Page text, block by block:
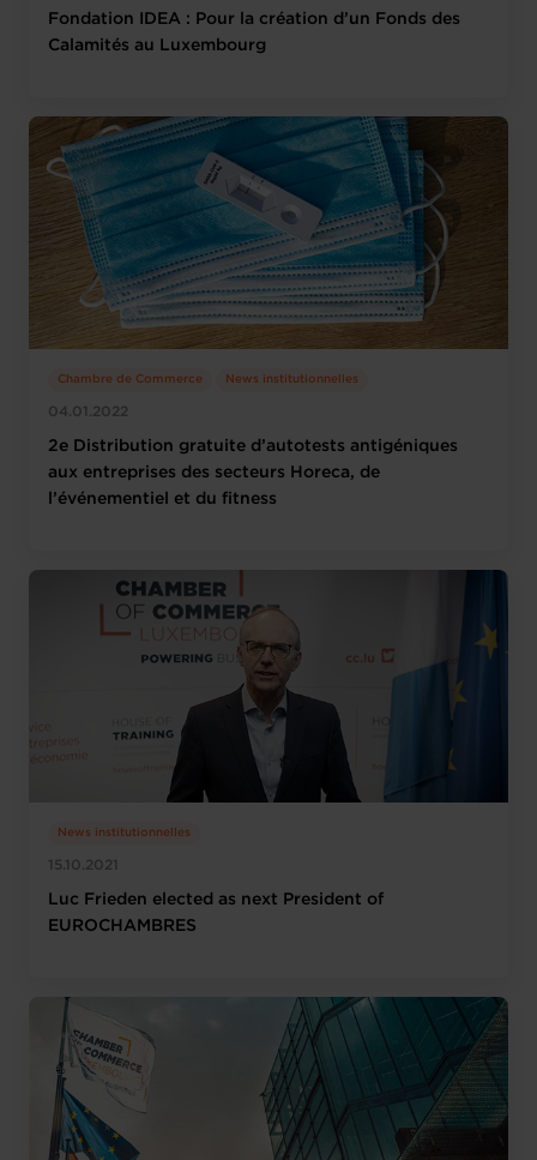
Fondation IDEA : Pour la création d’un Fonds des
Calamités au Luxembourg
04.01.2022
Chambre de Commerce News institutionnelles
2e Distribution gratuite d’autotests antigéniques
aux entreprises des secteurs Horeca, de
l’événementiel et du fitness
15.10.2021
News institutionnelles
Luc Frieden elected as next President of
EUROCHAMBRES